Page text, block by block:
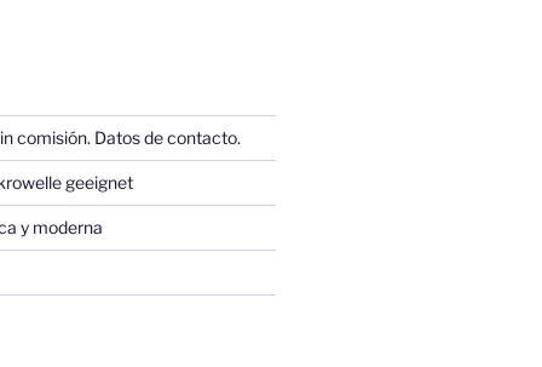
comisión. Datos de contacto.
geeignet
y moderna